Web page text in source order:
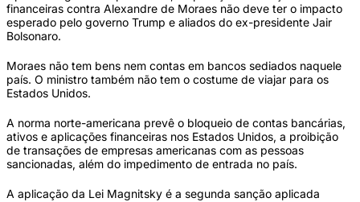
financeiras contra Alexandre de Moraes não deve ter o impacto
esperado pelo governo Trump e aliados do ex-presidente Jair
Bolsonaro.
Moraes não tem bens nem contas em bancos sediados naquele
país. O ministro também não tem o costume de viajar para os
Estados Unidos.
A norma norte-americana prevê o bloqueio de contas bancárias,
ativos e aplicações financeiras nos Estados Unidos, a proibição
de transações de empresas americanas com as pessoas
sancionadas, além do impedimento de entrada no país.
A aplicação da Lei Magnitsky é a segunda sanção aplicada